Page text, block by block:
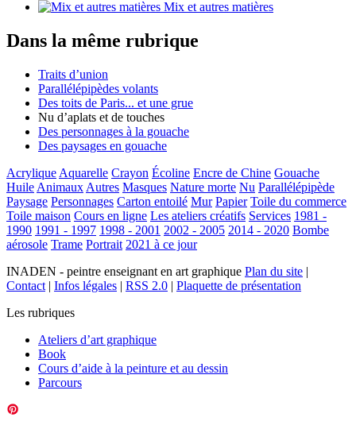
Mix et autres matières
Dans la même rubrique
Traits d’union
Parallélépipèdes volants
Des toits de Paris... et une grue
Nu d’aplats et de touches
Des personnages à la gouache
Des paysages en gouache
Acrylique Aquarelle Crayon Écoline Encre de Chine Gouache
Huile Animaux Autres Masques Nature morte Nu Parallélépipède
Paysage Personnages Carton entoilé Mur Papier Toile du commerce
Toile maison Cours en ligne Les ateliers créatifs Services 1981 -
1990 1991 - 1997 1998 - 2001 2002 - 2005 2014 - 2020 Bombe
aérosole Trame Portrait 2021 à ce jour
INADEN - peintre enseignant en art graphique Plan du site |
Contact | Infos légales | RSS 2.0 | Plaquette de présentation
Les rubriques
Ateliers d’art graphique
Book
Cours d’aide à la peinture et au dessin
Parcours